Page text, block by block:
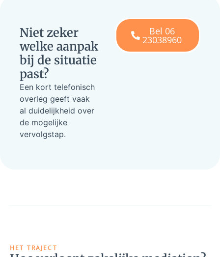
Niet zeker
welke aanpak
bij de situatie
past?
Een kort telefonisch
overleg geeft vaak
al duidelijkheid over
de mogelijke
vervolgstap.
Bel 06
23038960
HET TRAJECT